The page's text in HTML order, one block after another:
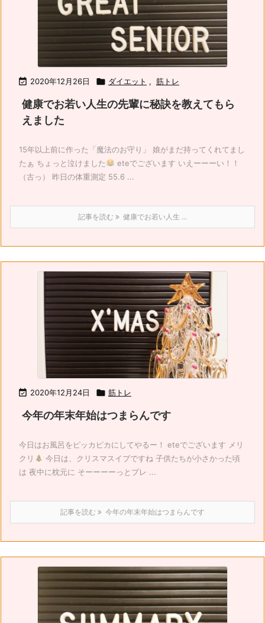
 2020年12月26日  ダイエット , 筋トレ
健康でお若い人生の先輩に秘訣を教えてもら
えました
15年以上前に作った「魔法のお守り」 娘がまだ持ってくれてまし
たぁ ちょっと泣けました
eteでございます いえーーーい！！
（古っ） 昨日の体重測定 55.6 ...
記事を読む 健康でお若い人生 ...
 2020年12月24日  筋トレ
今年の年末年始はつまらんです
今日はお風呂をピッカピカにしてやるー！ eteでございます メリ
クリ
今日は、クリスマスイブですね 子供たちが小さかった頃
は 夜中に枕元に そーーーーっとプレ ...
記事を読む 今年の年末年始はつまらんです